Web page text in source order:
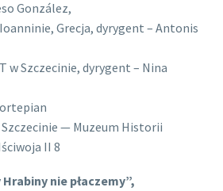
González,
Grecja, dyrygent – Antonis
w Szczecinie, dyrygent – Nina
— Muzeum Historii
II 8
nie płaczemy”,